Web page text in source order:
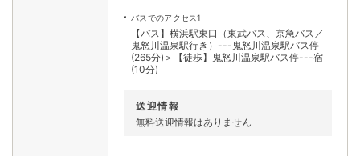
バスでのアクセス1
【バス】横浜駅東口（東武バス、京急バス／
鬼怒川温泉駅行き）---鬼怒川温泉駅バス停
(265分)＞【徒歩】鬼怒川温泉駅バス停---宿
(10分)
送迎情報
無料送迎情報はありません